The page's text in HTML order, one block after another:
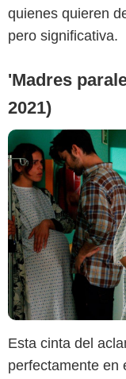
quienes quieren
pero significativa.
'Madres
2021)
Esta cinta del
perfectamente en